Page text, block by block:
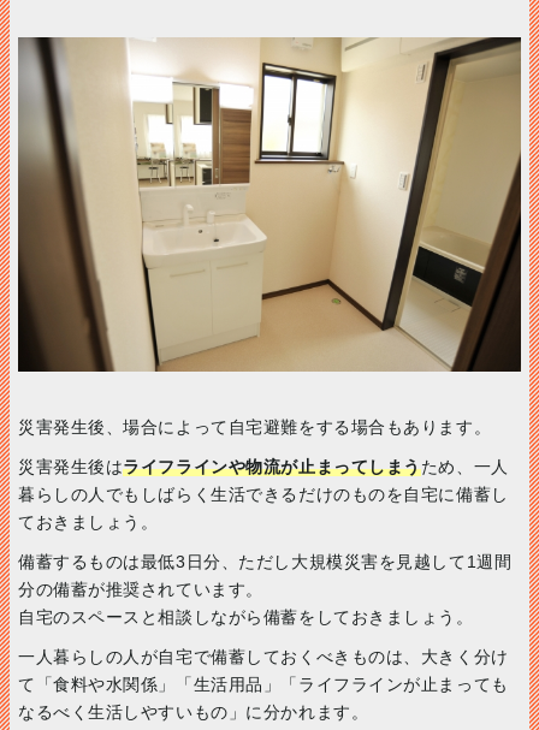
災害発生後、場合によって自宅避難をする場合もあります。
災害発生後はライフラインや物流が止まってしまうため、一人
暮らしの人でもしばらく生活できるだけのものを自宅に備蓄し
ておきましょう。
備蓄するものは最低3日分、ただし大規模災害を見越して1週間
分の備蓄が推奨されています。
自宅のスペースと相談しながら備蓄をしておきましょう。
一人暮らしの人が自宅で備蓄しておくべきものは、大きく分け
て「食料や水関係」「生活用品」「ライフラインが止まっても
なるべく生活しやすいもの」に分かれます。